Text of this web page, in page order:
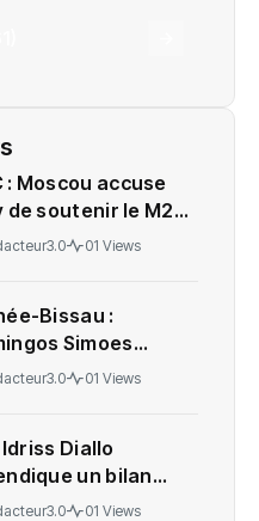
: Moscou accuse
de soutenir le M23
preuves tangibles
01 Views
Bissau :
Simoes
transféré au
01 Views
Idriss Diallo
un bilan
les élections
01 Views